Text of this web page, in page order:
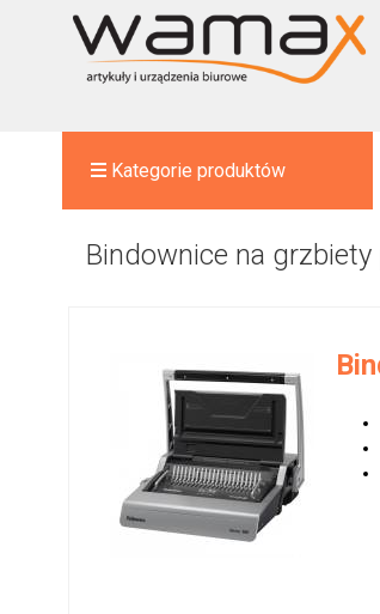
Kategorie produktów
Bindownice na